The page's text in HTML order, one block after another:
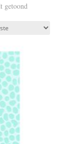
getoondGesorteerd